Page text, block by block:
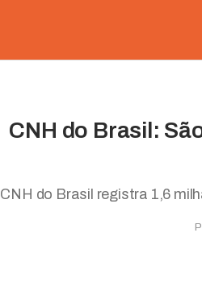
CNH do Brasil:
CNH do Brasil registra 1,6